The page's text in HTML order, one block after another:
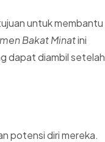
untuk membantu
Bakat Minatini
dapat diambil setelah
potensi diri mereka.